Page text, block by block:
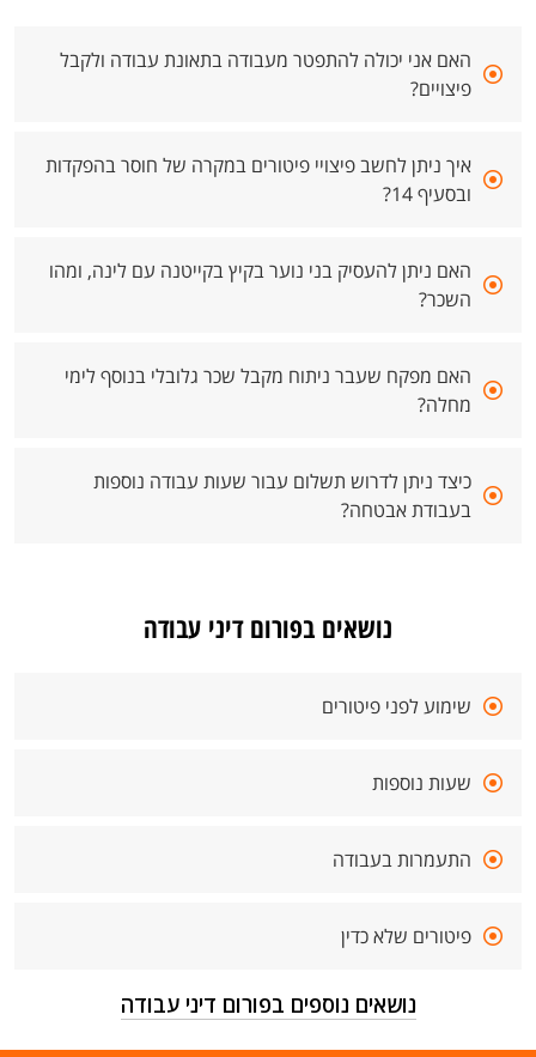
האם אני יכולה להתפטר מעבודה בתאונת עבודה ולקבל
פיצויים?
איך ניתן לחשב פיצויי פיטורים במקרה של חוסר בהפקדות
ובסעיף 14?
האם ניתן להעסיק בני נוער בקיץ בקייטנה עם לינה, ומהו
השכר?
האם מפקח שעבר ניתוח מקבל שכר גלובלי בנוסף לימי
מחלה?
כיצד ניתן לדרוש תשלום עבור שעות עבודה נוספות
בעבודת אבטחה?
נושאים בפורום דיני עבודה
שימוע לפני פיטורים
שעות נוספות
התעמרות בעבודה
פיטורים שלא כדין
נושאים נוספים בפורום דיני עבודה